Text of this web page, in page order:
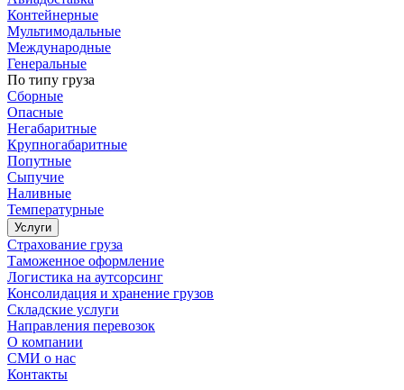
Контейнерные
Мультимодальные
Международные
Генеральные
По типу груза
Сборные
Опасные
Негабаритные
Крупногабаритные
Попутные
Сыпучие
Наливные
Температурные
Услуги
Страхование груза
Таможенное оформление
Логистика на аутсорсинг
Консолидация и хранение грузов
Складские услуги
Направления перевозок
О компании
СМИ о нас
Контакты